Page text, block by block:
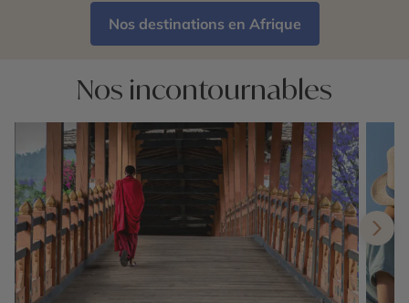
Nos destinations en Afrique
Nos incontournables